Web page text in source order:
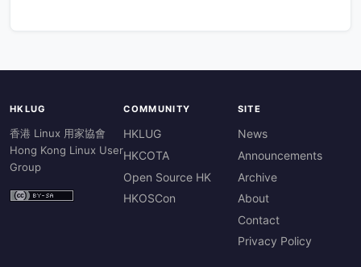
HKLUG
香港 Linux 用家協會
Hong Kong Linux User
Group
COMMUNITY
HKLUG
HKCOTA
Open Source HK
HKOSCon
SITE
News
Announcements
Archive
About
Contact
Privacy Policy